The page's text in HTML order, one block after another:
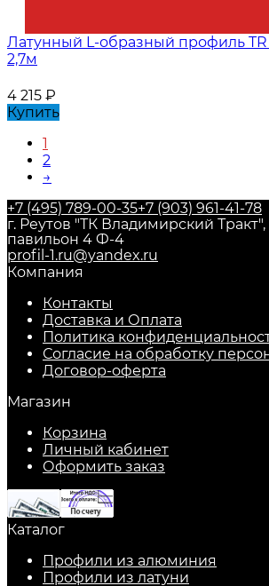
Латунный L-образный профиль TR
2,7м
4 215 ₽
Купить
1
2
→
+7 (495) 789-00-35+7 (903) 961-41-78
г. Реутов "ТК Владимирский Тракт",
павильон 4 Ф-4
profil-1.ru@yandex.ru
Компания
Контакты
Доставка и Оплата
Политика
Согласие на обработку
Договор-оферта
Магазин
Корзина
Личный кабинет
Оформить заказ
Каталог
Профили из алюминия
Профили из латуни